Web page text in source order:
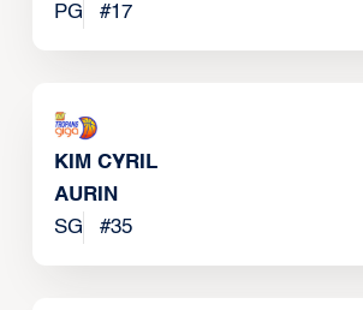
WILLIAM
PG #17
KIM CYRIL
AURIN
SG
#35